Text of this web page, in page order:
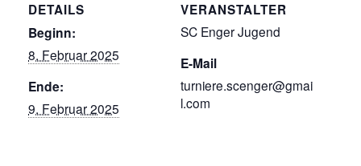
DETAILS
Beginn:
8. Februar 2025
Ende:
9. Februar 2025
VERANSTALTER
SC Enger Jugend
E-Mail
turniere.scenger@gmai
l.com